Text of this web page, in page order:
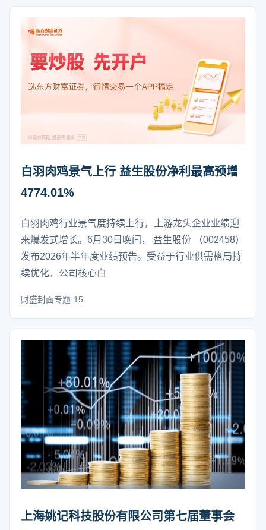
白羽肉鸡景气上行 益生股份净利最高预增
4774.01%
白羽肉鸡行业景气度持续上行，上游龙头企业业绩迎
来爆发式增长。6月30日晚间， 益生股份 （002458）
发布2026年半年度业绩预告。受益于行业供需格局持
续优化，公司核心白
财盛封面专题·15
上海姚记科技股份有限公司第七届董事会